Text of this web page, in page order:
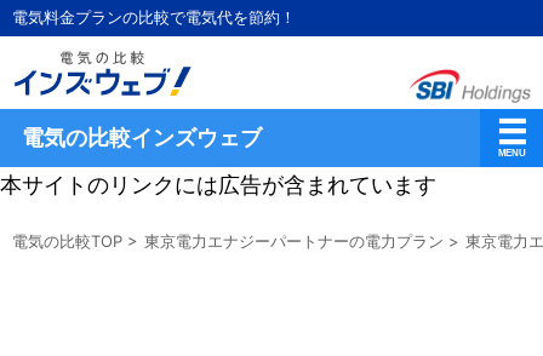
電気料金プランの比較で電気代を節約！
電気の比較インズウェブ
本サイトのリンクには広告が含まれています
電気の比較TOP > 東京電力エナジーパートナーの電力プラン > 東京電力